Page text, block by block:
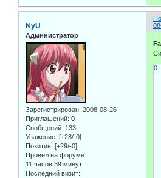
NyU
Администратор
Зарегистрирован: 2008-08-26
Приглашений: 0
Сообщений: 133
Уважение: [+28/-0]
Позитив: [+29/-0]
Провел на форуме:
11 часов 39 минут
Последний визит:
0